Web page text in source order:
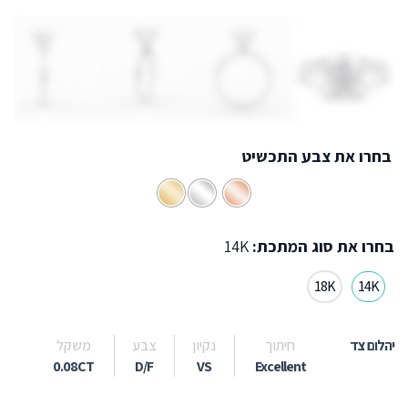
בחרו את צבע התכשיט
בחרו את סוג המתכת:14K
18K 14K
יהלום צד חיתוך נקיון צבע
משקל
Excellent
VS
D/F
0.08CT